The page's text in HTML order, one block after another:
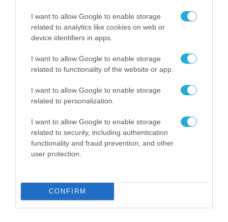
I want to allow Google to enable storage
related to analytics like cookies on web or
device identifiers in apps.
I want to allow Google to enable storage
related to functionality of the website or app.
I want to allow Google to enable storage
related to personalization.
I want to allow Google to enable storage
related to security, including authentication
functionality and fraud prevention, and other
user protection.
CONFIRM
Ξέπλυμα της ανοησίας από τη Α.Γιάμαλη για την
ρεπόρτερ του ΟΡΕΝ: «Όλοι να έχουμε
δικαίωμα στο λάθος»